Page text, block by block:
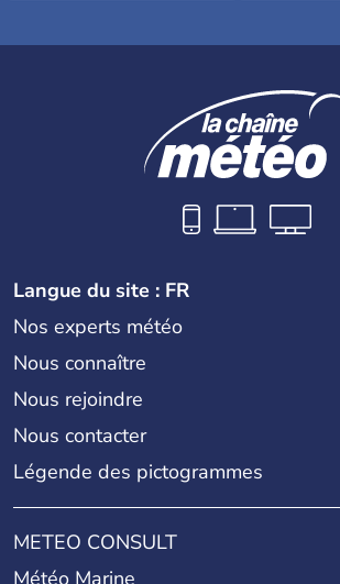
Langue du site : FR
Nos experts météo
Nous connaître
Nous rejoindre
Nous contacter
Légende des pictogrammes
METEO CONSULT
Météo Marine